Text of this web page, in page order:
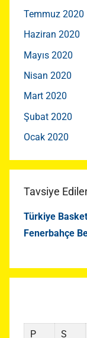
Temmuz 2020
Haziran 2020
Mayıs 2020
Nisan 2020
Mart 2020
Şubat 2020
Ocak 2020
Tavsiye
Türkiye
Fenerbahçe
P
S